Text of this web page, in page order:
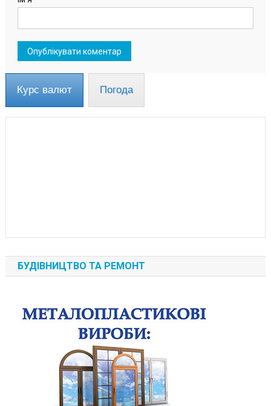
Курс валют Погода
БУДІВНИЦТВО ТА РЕМОНТ